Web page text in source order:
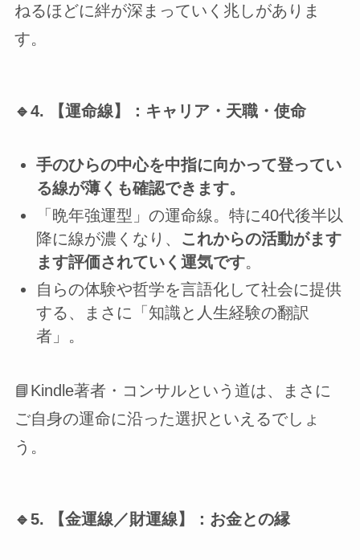
ねるほどに絆が深まっていく兆しがありま
す。
🔹4. 【運命線】：キャリア・天職・使命
手のひらの中心を中指に向かって登ってい
る線が薄くも確認できます。
「晩年強運型」の運命線。特に40代後半以
降に線が濃くなり、
これからの活動がます
ます評価されていく運気です。
自らの体験や哲学を言語化して社会に提供
する、まさに「知識と人生経験の翻訳
者」。
📘Kindle著者・コンサルという道は、まさに
ご自身の運命に沿った選択といえるでしょ
う。
🔹5. 【金運線／財運線】：お金との縁